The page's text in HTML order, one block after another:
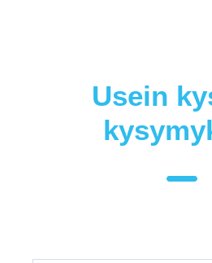
Usein